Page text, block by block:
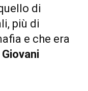
di
più di
e che era
Giovani